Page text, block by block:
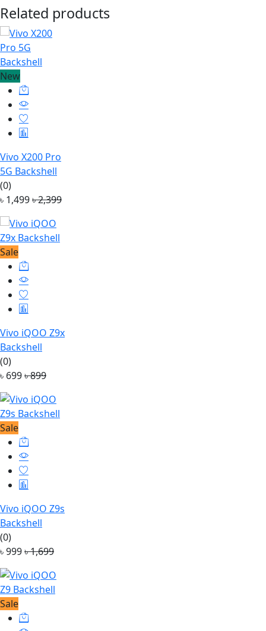
Related products
New
Vivo X200 Pro
5G Backshell
(0)
৳ 1,499৳ 2,399
Sale
Vivo iQOO Z9x
Backshell
(0)
৳ 699৳ 899
Sale
Vivo iQOO Z9s
Backshell
(0)
৳ 999৳ 1,699
Sale